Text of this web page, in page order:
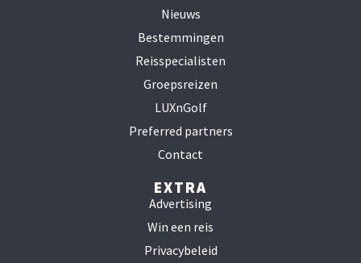
Nieuws
Bestemmingen
Reisspecialisten
Groepsreizen
LUXnGolf
Preferred partners
Contact
EXTRA
Advertising
Win een reis
Privacybeleid